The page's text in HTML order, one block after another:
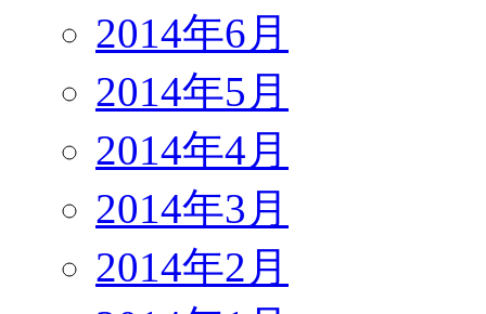
2014年6月
2014年5月
2014年4月
2014年3月
2014年2月